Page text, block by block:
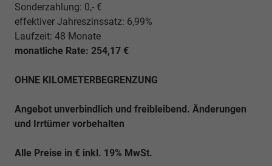
Sonderzahlung: 0,- €
effektiver Jahreszinssatz: 6,99%
Laufzeit: 48 Monate
monatliche Rate: 254,17 €
OHNE KILOMETERBEGRENZUNG
Angebot unverbindlich und freibleibend. Änderungen
und Irrtümer vorbehalten
Alle Preise in € inkl. 19% MwSt.